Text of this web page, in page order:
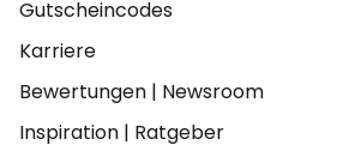
Gutscheincodes
Karriere
Bewertungen | Newsroom
Inspiration | Ratgeber